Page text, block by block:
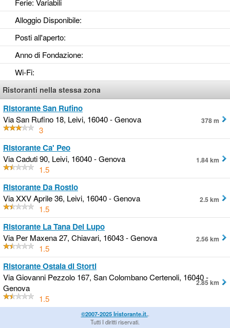
Ferie: Variabili
Alloggio Disponibile:
Posti all'aperto:
Anno di Fondazione:
Wi-Fi:
Ristoranti nella stessa zona
Ristorante San Rufino
Via San Rufino 18, Leivi, 16040 - Genova
3
378 m
Ristorante Ca' Peo
Via Caduti 90, Leivi, 16040 - Genova
1.5
1.84 km
Ristorante Da Rostio
Via XXV Aprile 36, Leivi, 16040 - Genova
1.5
2.5 km
Ristorante La Tana Del Lupo
Via Per Maxena 27, Chiavari, 16043 - Genova
1.5
2.56 km
Ristorante Ostaia di Storti
Via Giovanni Pezzolo 167, San Colombano Certenoli, 16040 -
Genova
1.5
2.85 km
©2007-2025 Iristorante.it..
Tutti I diritti riservati.